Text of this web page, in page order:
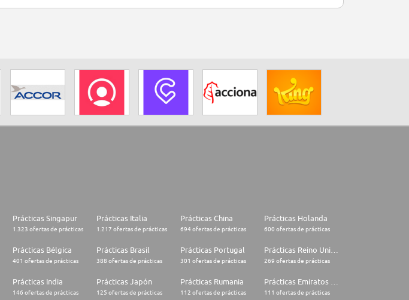
Prácticas Singapur
1.323 ofertas de prácticas
Prácticas Italia
1.217 ofertas de prácticas
Prácticas China
694 ofertas de prácticas
Prácticas Holanda
600 ofertas de prácticas
Prácticas Bélgica
401 ofertas de prácticas
Prácticas Brasil
388 ofertas de prácticas
Prácticas Portugal
301 ofertas de prácticas 269 ofertas de prácticas
Prácticas India
146 ofertas de prácticas
Prácticas Japón
125 ofertas de prácticas
Prácticas Rumania
112 ofertas de prácticas 111 ofertas de prácticas